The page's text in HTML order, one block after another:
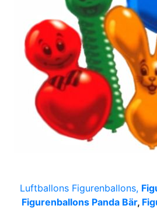
Luftballons Figurenballons,
Figurenballons Panda Bär,